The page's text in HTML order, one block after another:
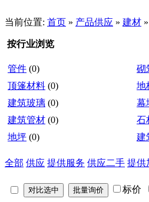
当前位置: 首页 » 产品供应 » 建材 »
按行业浏览
管件 (0) 砌
顶篷材料 (0) 地
建筑玻璃 (0) 幕
建筑管材 (0) 石
地坪 (0) 建
全部 供应 提供服务 供应二手 提供
标价